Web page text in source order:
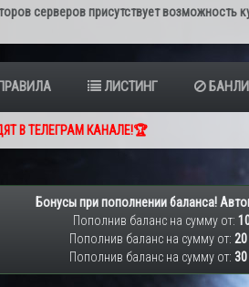
серверов присутствует возможность
ЛИСТИНГ
В ТЕЛЕГРАМ КАНАЛЕ!🏆
Бонусы при пополнении баланса!
Пополнив баланс на сумму от:
Пополнив баланс на сумму от:
Пополнив баланс на сумму от: